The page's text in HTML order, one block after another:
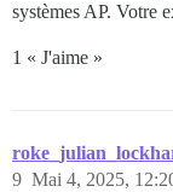
systèmes AP. Votre
1 « J'aime »
Mai 4, 2025,
9